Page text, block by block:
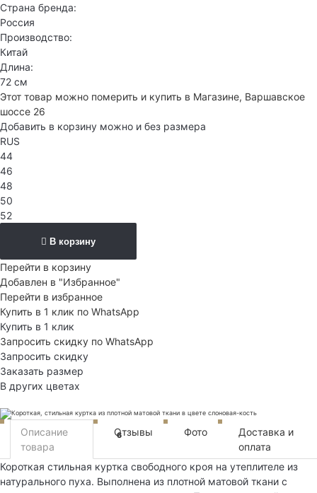
Страна бренда:
Россия
Производство:
Китай
Длина:
72 см
Этот товар можно померить и купить в Магазине, Варшавское
шоссе 26
Добавить в корзину можно и без размера
RUS
44
46
48
50
52
В корзину
Перейти в корзину
Добавлен в "Избранное"
Перейти в избранное
Купить в 1 клик по WhatsApp
Купить в 1 клик
Запросить скидку по WhatsApp
Запросить скидку
Заказать размер
В других цветах
Описание
товара
Отзывы
6 Фото
Доставка и
оплата
Короткая стильная куртка свободного кроя на утеплителе из
натурального пуха. Выполнена из плотной матовой ткани с